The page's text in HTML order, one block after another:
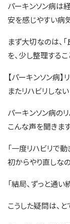
パーキンソン病は
安を感じやすい病
まず大切なのは、
を、少し整理する
【パーキンソン病】
またリハビリしな
パーキンソン病の
こんな声を聞きます
「一度リハビリで
初からやり直しなの
「結局、ずっと通
こうした疑問は、